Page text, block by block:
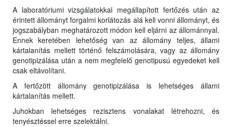
A laboratóriumi vizsgálatokkal megállapított fertőzés után az
érintett állományt forgalmi korlátozás alá kell vonni állományt, és
jogszabályban meghatározott módon kell eljárni az állománnyal.
Ennek keretében lehetőség van az állomány teljes, állami
kártalanítás mellett történő felszámolására, vagy az állomány
genotipizálása után a nem megfelelő genotipusú egyedeket kell
csak eltávolítani.
A fertőzött állomány genotipizálása is lehetséges állami
kártalanítás mellett.
Juhokban lehetséges rezisztens vonalakat létrehozni, és
tenyésztéssel erre szelektálni.